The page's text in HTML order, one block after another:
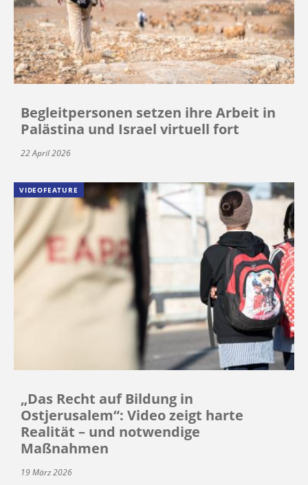
Begleitpersonen setzen ihre Arbeit in
Palästina und Israel virtuell fort
22 April 2026
VIDEOFEATURE
„Das Recht auf Bildung in
Ostjerusalem“: Video zeigt harte
Realität – und notwendige
Maßnahmen
19 März 2026